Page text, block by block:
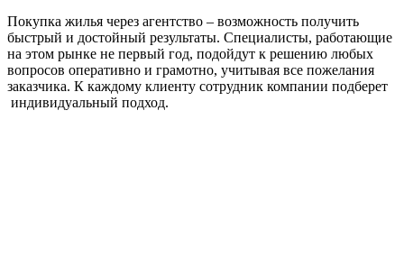
Покупка жилья через агентство – возможность получить
быстрый и достойный результаты. Специалисты, работающие
на этом рынке не первый год, подойдут к решению любых
вопросов оперативно и грамотно, учитывая все пожелания
заказчика. К каждому клиенту сотрудник компании подберет
индивидуальный подход.